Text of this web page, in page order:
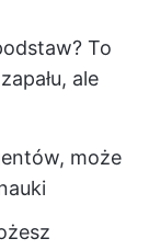
To
ale
może